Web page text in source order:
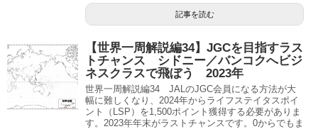
記事を読む
【世界一周解説編34】JGCを目指すラス
トチャンス シドニー／バンコクへビジ
ネスクラスで飛ぼう 2023年
世界一周解説編34 JALのJGC会員になる方法が大
幅に難しくなり、2024年からライフステイタスポイ
ント（LSP）を1,500ポイント獲得する必要がありま
す。2023年年末がラストチャンスです。0からでもま